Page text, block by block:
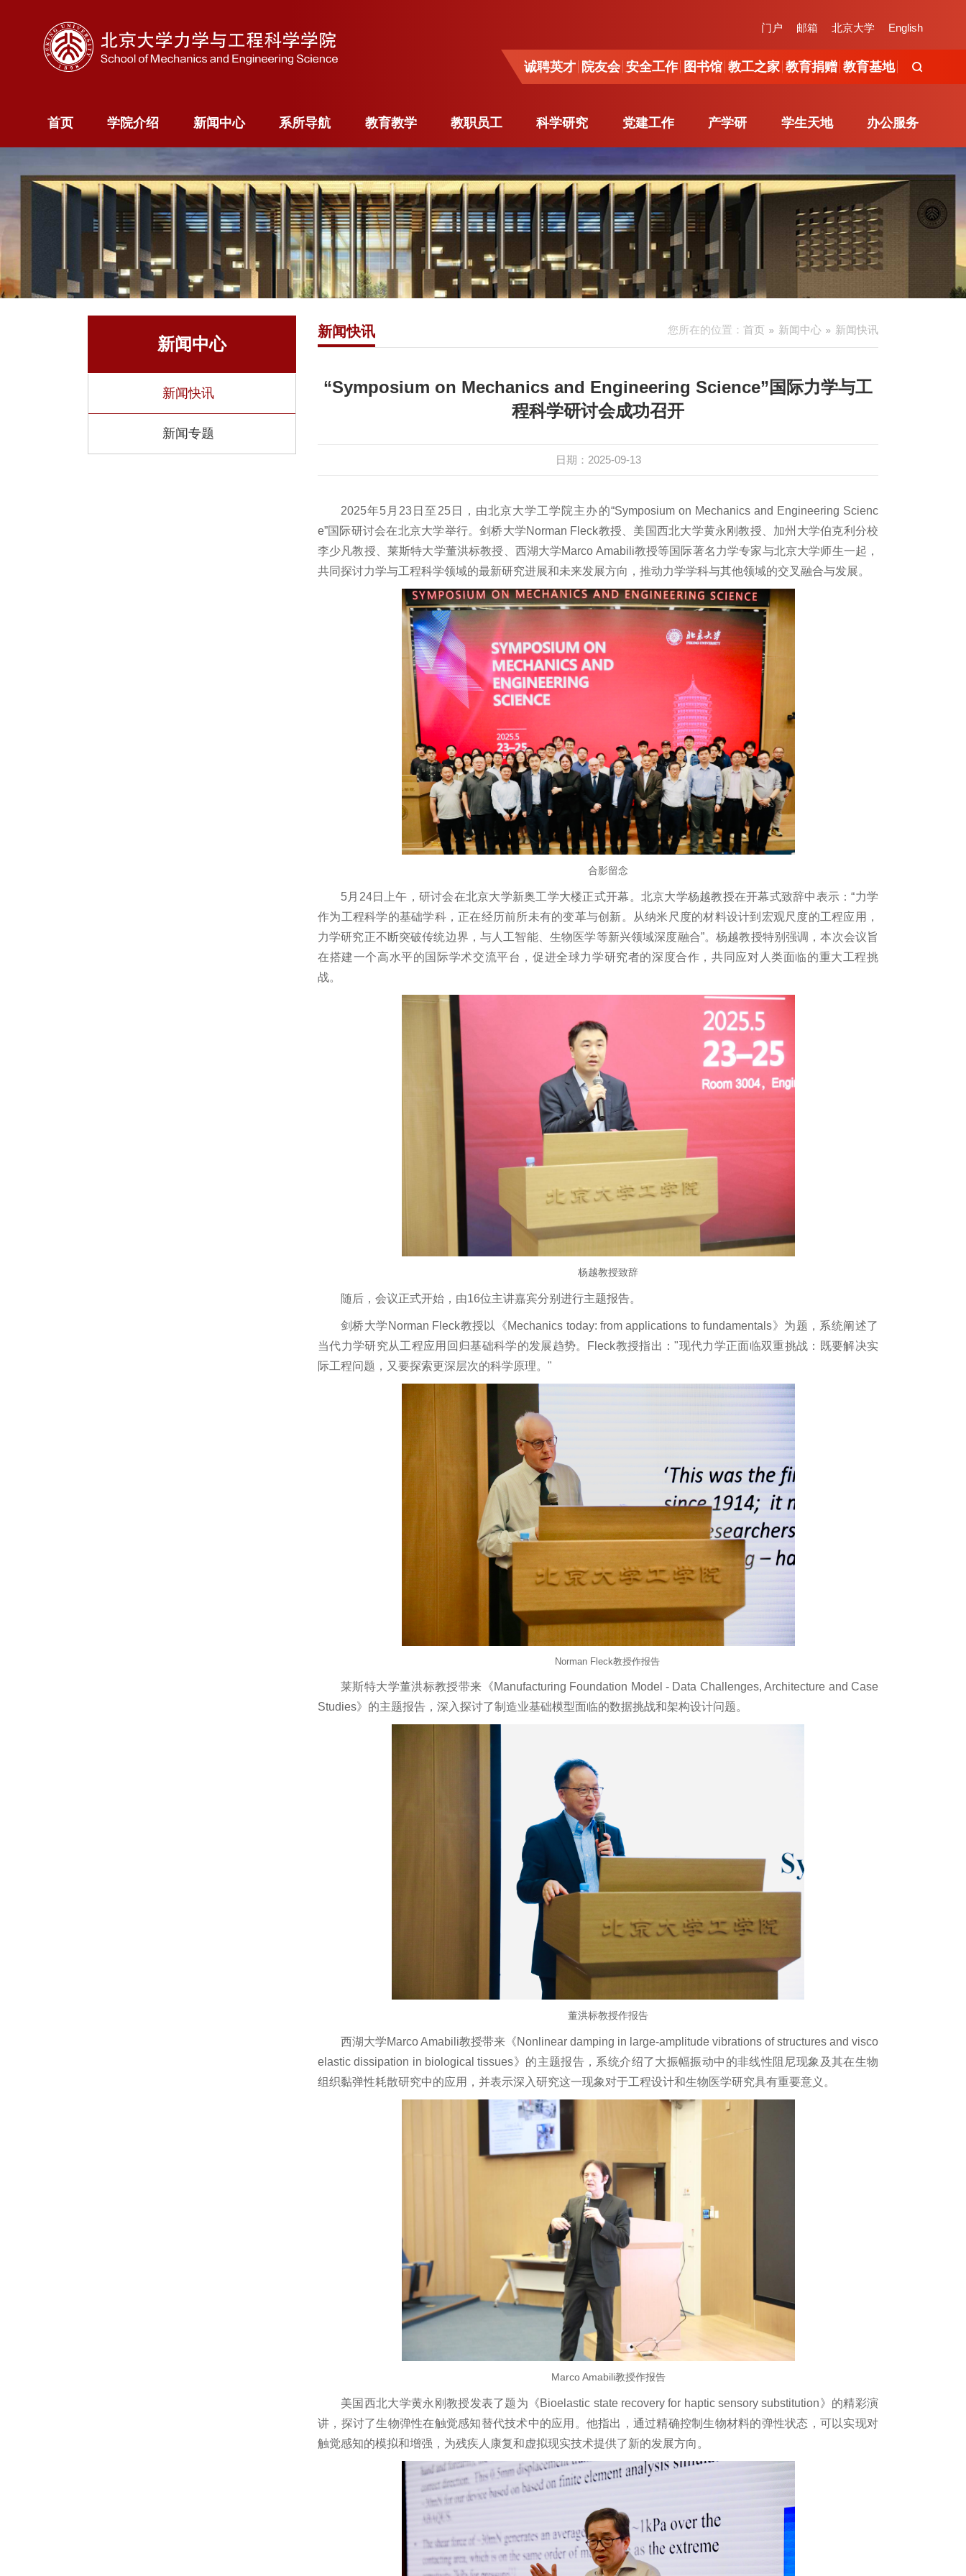
首页 学院介绍
学院概况
院长寄语
院委员会
现任领导
历史沿革
新闻中心
新闻快讯
新闻专题
系所导航
力学系
科学计算与工程
智能系
航空航天工程系
能源与资源工程
系
研究所
全国重点实验室
教育教学
本科生教育
研究生教育
专业学位研究生
教育
境外学习
留学生
教职员工
杰出人才
师资队伍
各系教员
客座教授
行政人员
博士后
科学研究
科研动态
学术活动
重要项目
奖励荣誉
党建工作
组织概况
党建活动
服务指南
产学研
产学研简介
校企合作
地方研究院
职能办公室
学生天地
新闻动态
通知发布
公示信息
学工队伍
办事指南
办公服务
学院办公室
办事流程
在线办公
制度规范
门户 邮箱 北京大学 English
诚聘英才 院友会 安全工作 图书馆 教工之家 教育捐赠 教育基地
首页 学院介绍 新闻中心 系所导航 教育教学 教职员工 科学研究 党建工作 产学研 学生天地 办公服务
新闻中心
新闻快讯
新闻专题
您所在的位置： 首页 新闻中心 新闻快讯
新闻快讯
“Symposium on Mechanics and Engineering Science”国际力学与工
程科学研讨会成功召开
日期：2025-09-13
2025年5月23日至25日，由北京大学工学院主办的“Symposium on Mechanics and Engineering Scienc
e”国际研讨会在北京大学举行。剑桥大学Norman Fleck教授、美国西北大学黄永刚教授、加州大学伯克利分校
李少凡教授、莱斯特大学董洪标教授、西湖大学Marco Amabili教授等国际著名力学专家与北京大学师生一起，
共同探讨力学与工程科学领域的最新研究进展和未来发展方向，推动力学学科与其他领域的交叉融合与发展。
合影留念
5月24日上午，研讨会在北京大学新奥工学大楼正式开幕。北京大学杨越教授在开幕式致辞中表示：“力学
作为工程科学的基础学科，正在经历前所未有的变革与创新。从纳米尺度的材料设计到宏观尺度的工程应用，
力学研究正不断突破传统边界，与人工智能、生物医学等新兴领域深度融合”。杨越教授特别强调，本次会议旨
在搭建一个高水平的国际学术交流平台，促进全球力学研究者的深度合作，共同应对人类面临的重大工程挑
战。
杨越教授致辞
随后，会议正式开始，由16位主讲嘉宾分别进行主题报告。
剑桥大学Norman Fleck教授以《Mechanics today: from applications to fundamentals》为题，系统阐述了
当代力学研究从工程应用回归基础科学的发展趋势。Fleck教授指出："现代力学正面临双重挑战：既要解决实
际工程问题，又要探索更深层次的科学原理。"
Norman Fleck教授作报告
莱斯特大学董洪标教授带来《Manufacturing Foundation Model - Data Challenges, Architecture and Case
Studies》的主题报告，深入探讨了制造业基础模型面临的数据挑战和架构设计问题。
董洪标教授作报告
西湖大学Marco Amabili教授带来《Nonlinear damping in large-amplitude vibrations of structures and visco
elastic dissipation in biological tissues》的主题报告，系统介绍了大振幅振动中的非线性阻尼现象及其在生物
组织黏弹性耗散研究中的应用，并表示深入研究这一现象对于工程设计和生物医学研究具有重要意义。
Marco Amabili教授作报告
美国西北大学黄永刚教授发表了题为《Bioelastic state recovery for haptic sensory substitution》的精彩演
讲，探讨了生物弹性在触觉感知替代技术中的应用。他指出，通过精确控制生物材料的弹性状态，可以实现对
触觉感知的模拟和增强，为残疾人康复和虚拟现实技术提供了新的发展方向。